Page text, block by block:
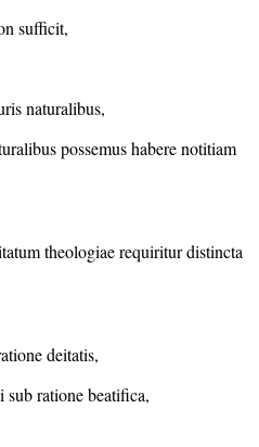
sufficit,
naturalibus,
possemus habere notitiam
theologiae requiritur distincta
deitatis,
ratione beatifica,